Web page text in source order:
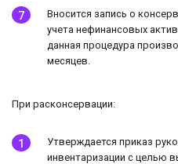
Вносится запись о
учета нефинансовых
данная процедура
месяцев.
При расконсервации:
Утверждается приказ
инвентаризации с целью